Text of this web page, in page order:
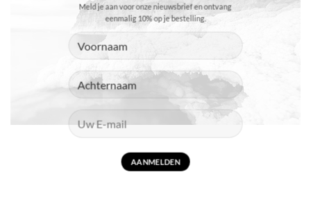
Meld je aan voor onze nieuwsbrief en ontvang
eenmalig 10% op je bestelling.